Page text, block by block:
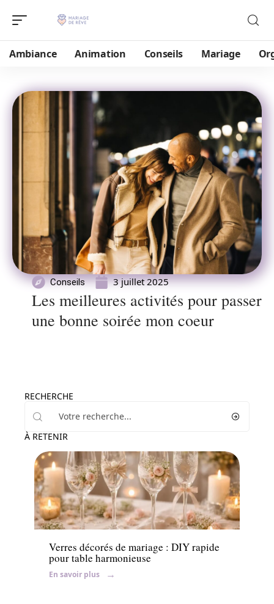
Ambiance Animation Conseils Mariage
Conseils 3 juillet 2025
Les meilleures activités pour passer
une bonne soirée mon coeur
RECHERCHE
À RETENIR
Mariage
Verres décorés de mariage : DIY rapide
pour table harmonieuse
En savoir plus